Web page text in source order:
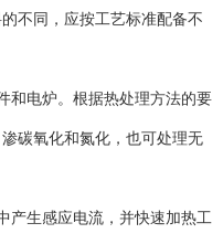
不同，应按工艺标准配备不
和电炉。根据热处理方法的要
碳氧化和氮化，也可处理无
产生感应电流，并快速加热工